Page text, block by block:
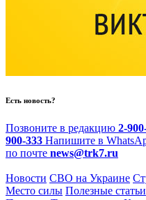
Есть новость?
Позвоните в редакцию 2-
900-333 Напишите в
по почте news@trk7.ru
Новости СВО на Украине
Место силы Полезные статьи